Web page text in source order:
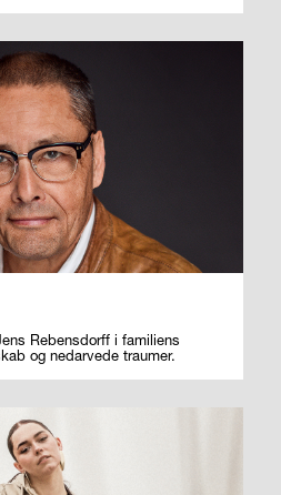
Rebensdorff i familiens
og nedarvede traumer.